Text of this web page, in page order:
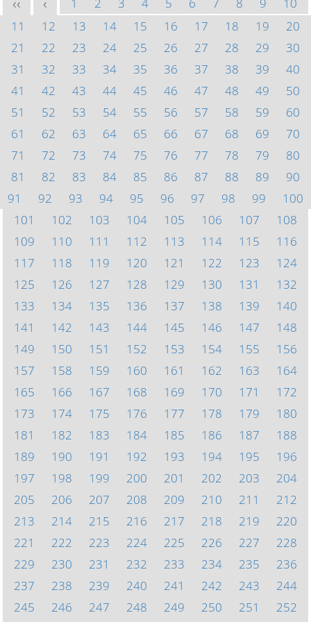
<< <
11
12 13 14 15 16 17 18 19
20
21
22 23 24 25 26 27 28 29
30
31
32 33 34 35 36 37 38 39
40
41
42 43 44 45 46 47 48 49
50
51
52 53 54 55 56 57 58 59
60
61
62 63 64 65 66 67 68 69
70
71
72 73 74 75 76 77 78 79
80
81
82 83 84 85 86 87 88 89
90
91
92 93 94 95 96 97 98 99
100
101
102 103 104 105 106 107
108
109
110 111 112 113 114 115
116
117
118 119 120 121 122 123
124
125
126 127 128 129 130 131
132
133
134 135 136 137 138 139
140
141
142 143 144 145 146 147
148
149
150 151 152 153 154 155
156
157
158 159 160 161 162 163
164
165
166 167 168 169 170 171
172
173
174 175 176 177 178 179
180
181
182 183 184 185 186 187
188
189
190 191 192 193 194 195
196
197
198 199 200 201 202 203
204
205
206 207 208 209 210 211
212
213
214 215 216 217 218 219
220
221
222 223 224 225 226 227
228
229
230 231 232 233 234 235
236
237
238 239 240 241 242 243
244
245
246 247 248 249 250 251
252